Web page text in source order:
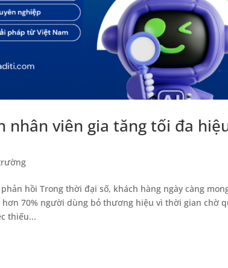
nhân viên gia tăng tối đa
hồi Trong thời đại số, khách hàng ngày càng
70% người dùng bỏ thương hiệu vì thời gian chờ
thiếu...